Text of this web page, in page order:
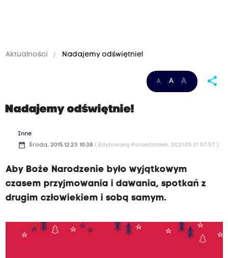
Aktualności Nadajemy odświętnie!
A A A share
Nadajemy odświętnie!
Inne
date_range Środa, 2015.12.23 10:38 ( Edytowany Poniedziałek, 2021.05.31 07:57 )
Aby Boże Narodzenie było wyjątkowym
czasem przyjmowania i dawania, spotkań z
drugim człowiekiem i sobą samym.